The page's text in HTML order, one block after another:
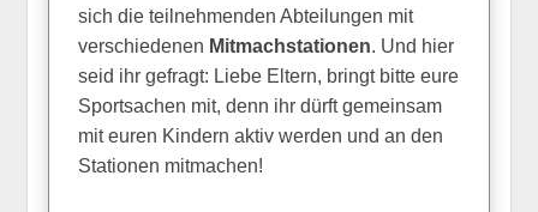
sich die teilnehmenden Abteilungen mit
verschiedenen Mitmachstationen. Und hier
seid ihr gefragt: Liebe Eltern, bringt bitte eure
Sportsachen mit, denn ihr dürft gemeinsam
mit euren Kindern aktiv werden und an den
Stationen mitmachen!